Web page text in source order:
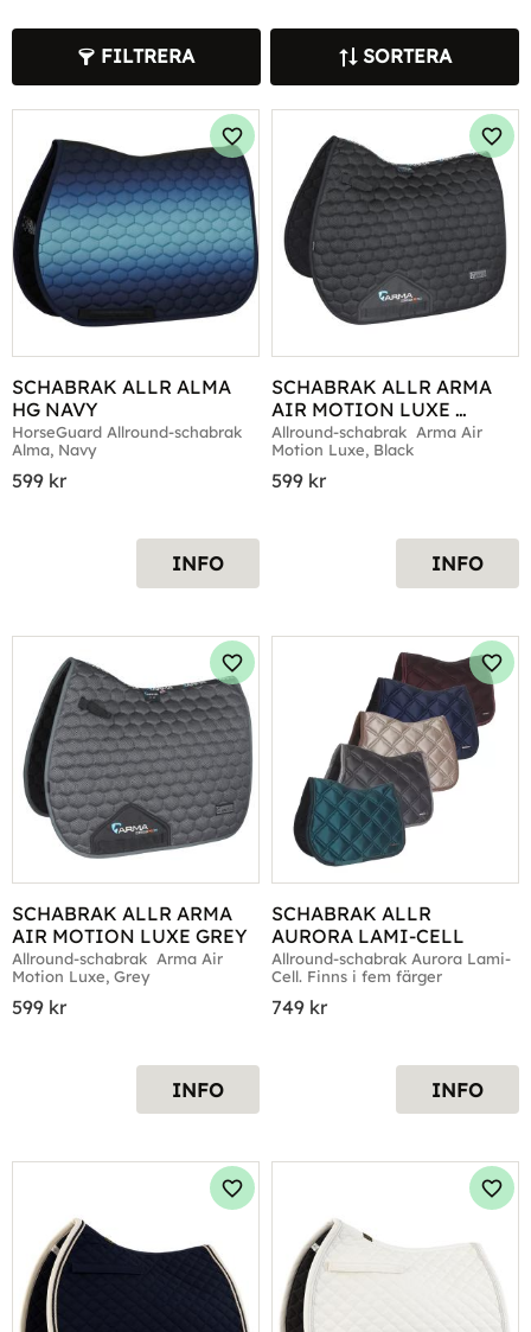
FILTRERA SORTERA
SCHABRAK ALLR ALMA
HG NAVY
HorseGuard Allround-schabrak
Alma, Navy
599 kr
Lägg till i favoriter
INFO
SCHABRAK ALLR ARMA
AIR MOTION LUXE
BLACK
Allround-schabrak  Arma Air
Motion Luxe, Black
599 kr
INFO
SCHABRAK ALLR ARMA
AIR MOTION LUXE GREY
Allround-schabrak  Arma Air
Motion Luxe, Grey
599 kr
Lägg till i favoriter
INFO
SCHABRAK ALLR
AURORA LAMI-CELL
Allround-schabrak Aurora Lami-
Cell. Finns i fem färger
749 kr
INFO
Lägg till i favoriter